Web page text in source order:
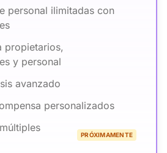
personal ilimitadas con
propietarios,
y personal
avanzado
personalizados
PRÓXIMAMENTE